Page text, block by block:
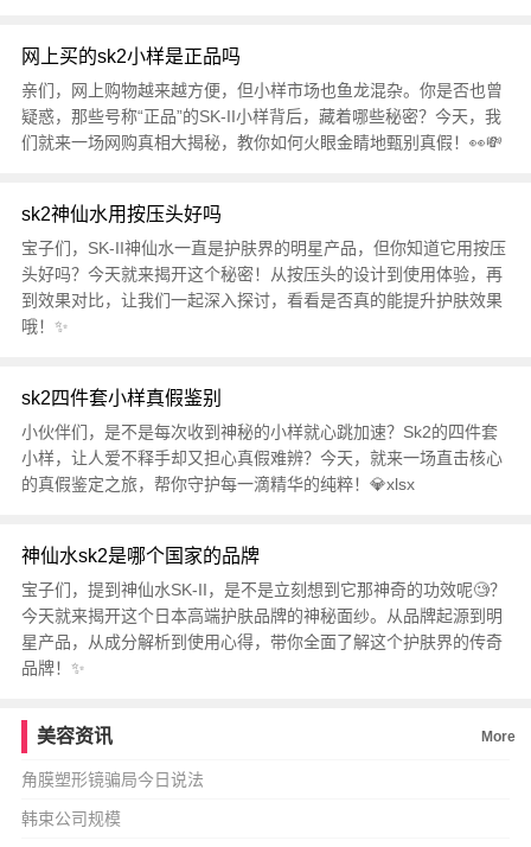
网上买的sk2小样是正品吗
亲们，网上购物越来越方便，但小样市场也鱼龙混杂。你是否也曾
疑惑，那些号称“正品”的SK-II小样背后，藏着哪些秘密？今天，我
们就来一场网购真相大揭秘，教你如何火眼金睛地甄别真假！👀💸
sk2神仙水用按压头好吗
宝子们，SK-II神仙水一直是护肤界的明星产品，但你知道它用按压
头好吗？今天就来揭开这个秘密！从按压头的设计到使用体验，再
到效果对比，让我们一起深入探讨，看看是否真的能提升护肤效果
哦！✨
sk2四件套小样真假鉴别
小伙伴们，是不是每次收到神秘的小样就心跳加速？Sk2的四件套
小样，让人爱不释手却又担心真假难辨？今天，就来一场直击核心
的真假鉴定之旅，帮你守护每一滴精华的纯粹！💎xlsx
神仙水sk2是哪个国家的品牌
宝子们，提到神仙水SK-II，是不是立刻想到它那神奇的功效呢🧐？
今天就来揭开这个日本高端护肤品牌的神秘面纱。从品牌起源到明
星产品，从成分解析到使用心得，带你全面了解这个护肤界的传奇
品牌！✨
美容资讯 More
角膜塑形镜骗局今日说法
韩束公司规模